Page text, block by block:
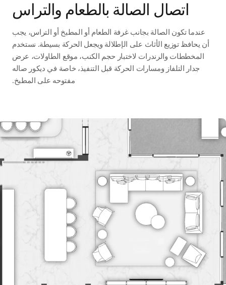
اتصال الصالة بالطعام والتراس
عندما تكون الصالة بجانب غرفة الطعام أو المطبخ أو التراس، يجب
أن يحافظ توزيع الأثاث على الإطلالة ويجعل الحركة بسيطة. نستخدم
المخططات والرندرات لاختبار حجم الكنب، موقع الطاولات، عرض
جدار التلفاز ومسارات الحركة قبل التنفيذ، خاصة في ديكور صاله
مفتوحه على المطبخ.